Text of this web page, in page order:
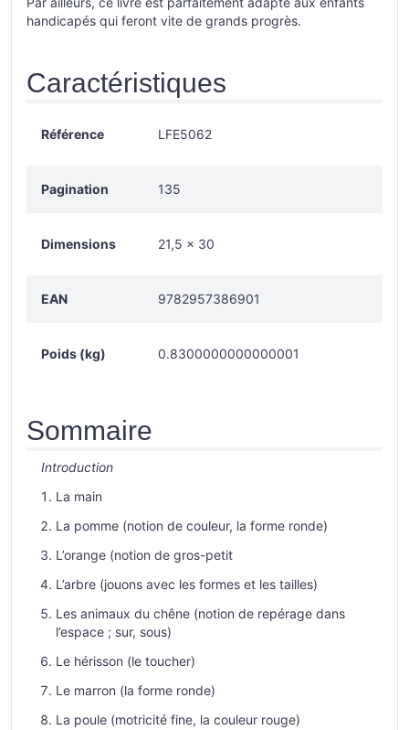
handicapés qui feront vite de grands progrès.
Caractéristiques
Référence LFE5062
Pagination 135
Dimensions 21,5 × 30
EAN 9782957386901
Poids (kg) 0.8300000000000001
Sommaire
Introduction
La main
La pomme (notion de couleur, la forme ronde)
L’orange (notion de gros-petit
L’arbre (jouons avec les formes et les tailles)
Les animaux du chêne (notion de repérage dans
l’espace ; sur, sous)
Le hérisson (le toucher)
Le marron (la forme ronde)
La poule (motricité fine, la couleur rouge)